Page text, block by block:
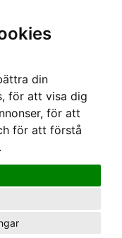
din
för att visa dig
för att
för att förstå